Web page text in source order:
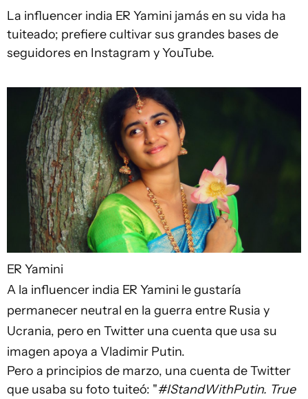
La influencer india ER Yamini jamás en su vida ha
tuiteado; prefiere cultivar sus grandes bases de
seguidores en Instagram y YouTube.
ER Yamini
A la influencer india ER Yamini le gustaría
permanecer neutral en la guerra entre Rusia y
Ucrania, pero en Twitter una cuenta que usa su
imagen apoya a Vladimir Putin.
Pero a principios de marzo, una cuenta de Twitter
que usaba su foto tuiteó: "#IStandWithPutin. True